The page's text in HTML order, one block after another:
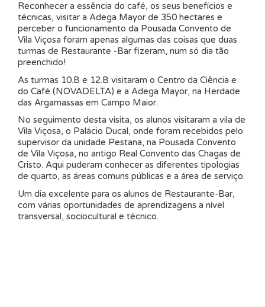
Reconhecer a essência do café, os seus benefícios e
técnicas, visitar a Adega Mayor de 350 hectares e
perceber o funcionamento da Pousada Convento de
Vila Viçosa foram apenas algumas das coisas que duas
turmas de Restaurante -Bar fizeram, num só dia tão
preenchido!
As turmas 10.B e 12.B visitaram o Centro da Ciência e
do Café (NOVADELTA) e a Adega Mayor, na Herdade
das Argamassas em Campo Maior.
No seguimento desta visita, os alunos visitaram a vila de
Vila Viçosa, o Palácio Ducal, onde foram recebidos pelo
supervisor da unidade Pestana, na Pousada Convento
de Vila Viçosa, no antigo Real Convento das Chagas de
Cristo. Aqui puderam conhecer as diferentes tipologias
de quarto, as áreas comuns públicas e a área de serviço.
Um dia excelente para os alunos de Restaurante-Bar,
com várias oportunidades de aprendizagens a nível
transversal, sociocultural e técnico.